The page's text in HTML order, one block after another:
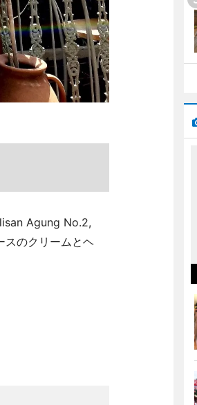
Agung No.2,
のクリームとヘ